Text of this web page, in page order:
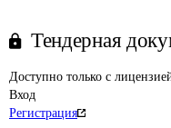
Тендерная
Доступно только с
Вход
Регистрация